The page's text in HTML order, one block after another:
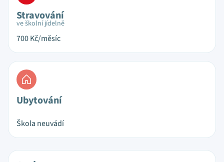
Stravování
ve školní jídelně
700Kč/měsíc
Ubytování
Škola neuvádí